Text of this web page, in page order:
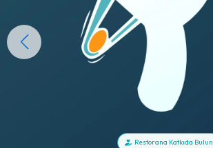
Restorana Katkıda Bulun